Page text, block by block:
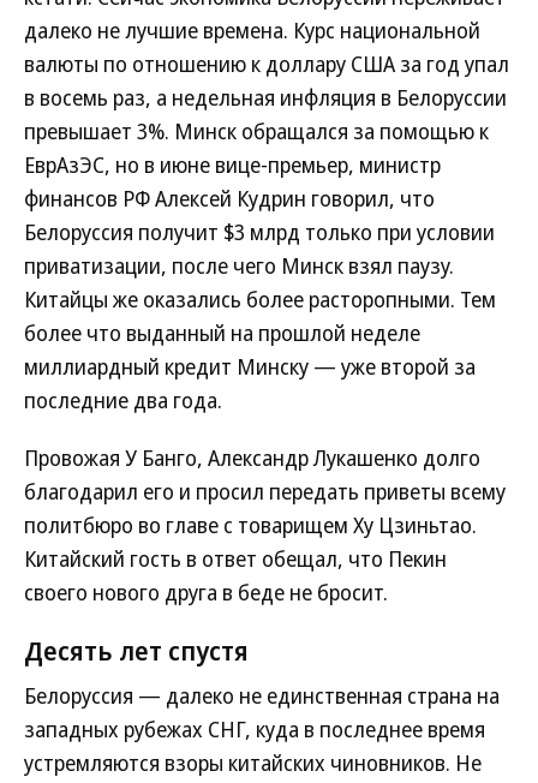
далеко не лучшие времена. Курс национальной
валюты по отношению к доллару США за год упал
в восемь раз, а недельная инфляция в Белоруссии
превышает 3%. Минск обращался за помощью к
ЕврАзЭС, но в июне вице-премьер, министр
финансов РФ Алексей Кудрин говорил, что
Белоруссия получит $3 млрд только при условии
приватизации, после чего Минск взял паузу.
Китайцы же оказались более расторопными. Тем
более что выданный на прошлой неделе
миллиардный кредит Минску — уже второй за
последние два года.
Провожая У Банго, Александр Лукашенко долго
благодарил его и просил передать приветы всему
политбюро во главе с товарищем Ху Цзиньтао.
Китайский гость в ответ обещал, что Пекин
своего нового друга в беде не бросит.
Десять лет спустя
Белоруссия — далеко не единственная страна на
западных рубежах СНГ, куда в последнее время
устремляются взоры китайских чиновников. Не